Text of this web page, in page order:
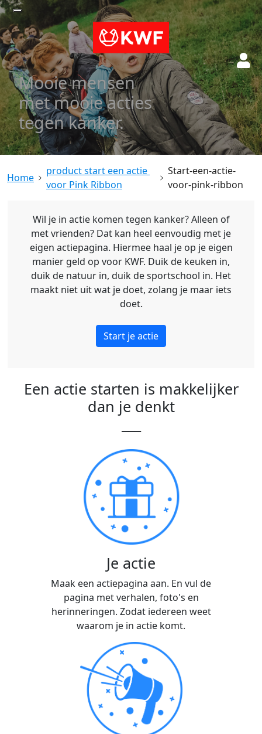
Mooie mensen
met mooie acties
tegen kanker.
product start een actie
voor Pink Ribbon
Start-een-actie-
voor-pink-ribbon
Wil je in actie komen tegen kanker? Alleen of
met vrienden? Dat kan heel eenvoudig met je
eigen actiepagina. Hiermee haal je op je eigen
manier geld op voor KWF. Duik de keuken in,
duik de natuur in, duik de sportschool in. Het
maakt niet uit wat je doet, zolang je maar iets
doet.
Start je actie
Een actie starten is makkelijker
dan je denkt
Je actie
Maak een actiepagina aan. En vul de
pagina met verhalen, foto's en
herinneringen. Zodat iedereen weet
waarom je in actie komt.